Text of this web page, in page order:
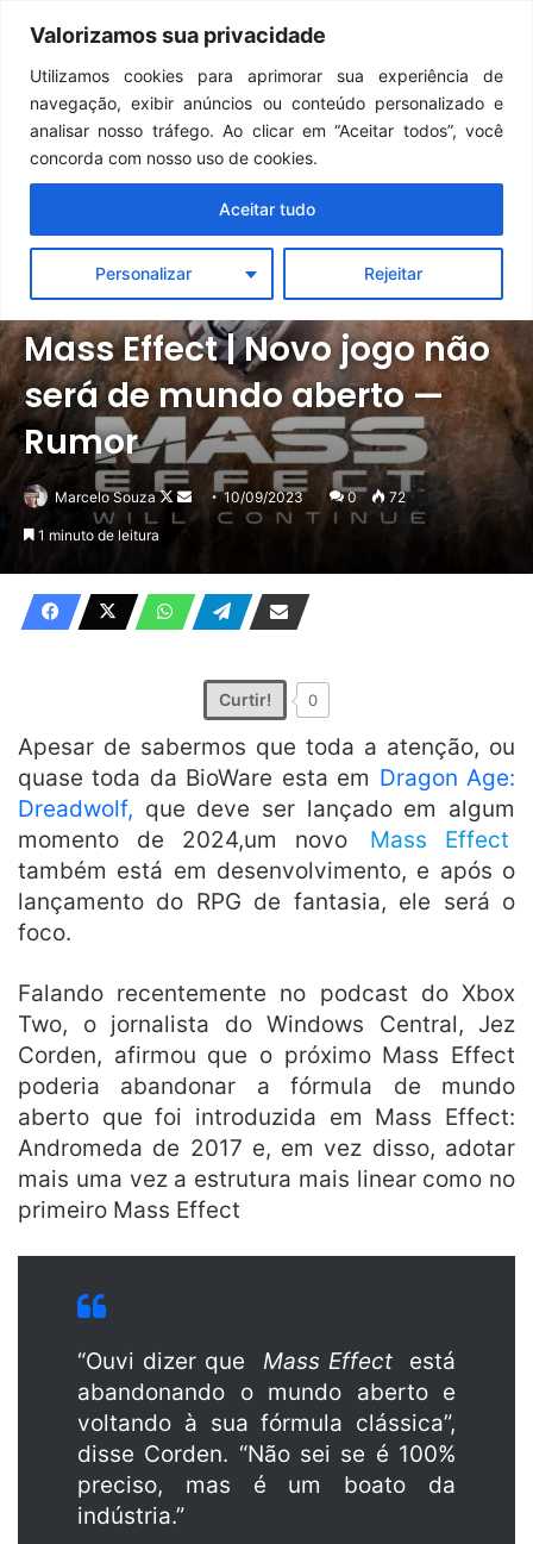
Valorizamos sua privacidade
Utilizamos cookies para aprimorar sua experiência de
navegação, exibir anúncios ou conteúdo personalizado e
analisar nosso tráfego. Ao clicar em “Aceitar todos”, você
concorda com nosso uso de cookies.
Personalizar Rejeitar
Aceitar tudo
Menu
Notícias Outros
Mass Effect | Novo jogo não
será de mundo aberto —
Rumor
Marcelo Souza
Follow
on
Mande
um
10/09/2023 0 72
1 minuto de leitura
Curtir! 0
Apesar de sabermos que toda a atenção, ou
quase toda da BioWare esta em Dragon Age:
Dreadwolf, que deve ser lançado em algum
momento de 2024,um novo
Mass Effect
também está em desenvolvimento, e após o
lançamento do RPG de fantasia, ele será o
foco.
Falando recentemente no podcast do Xbox
Two, o jornalista do Windows Central, Jez
Corden, afirmou que o próximo Mass Effect
poderia abandonar a fórmula de mundo
aberto que foi introduzida em Mass Effect:
Andromeda de 2017 e, em vez disso, adotar
mais uma vez a estrutura mais linear como no
primeiro Mass Effect
“Ouvi dizer que Mass Effect
está
abandonando o mundo aberto e
voltando à sua fórmula clássica”,
disse Corden. “Não sei se é 100%
preciso, mas é um boato da
indústria.”